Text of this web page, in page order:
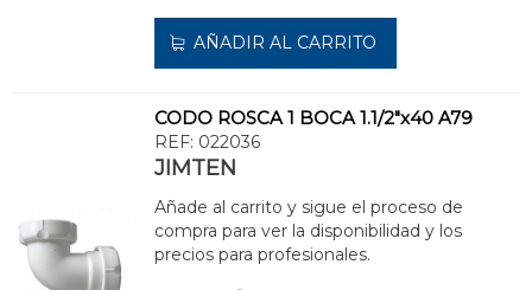
AÑADIR AL CARRITO
CODO ROSCA 1 BOCA 1.1/2"x40 A79
REF: 022036
JIMTEN
Añade al carrito y sigue el proceso de
compra para ver la disponibilidad y los
precios para profesionales.